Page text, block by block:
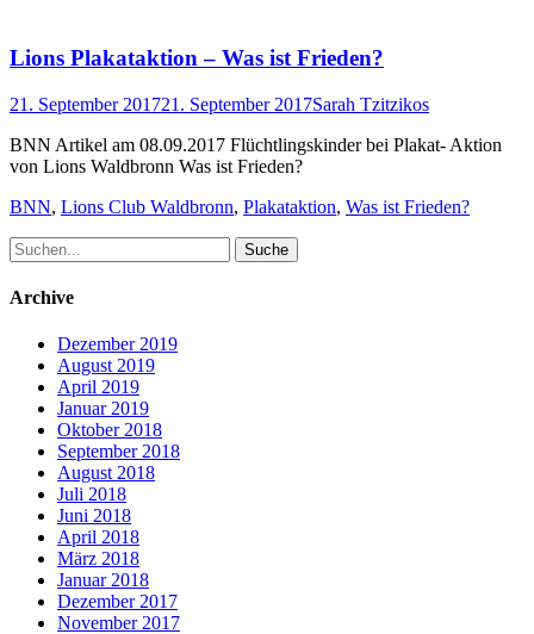
Lions Plakataktion – Was ist Frieden?
Posted
21. September 201721. September 2017Author
Sarah Tzitzikos
BNN Artikel am 08.09.2017 Flüchtlingskinder bei Plakat- Aktion
von Lions Waldbronn Was ist Frieden?
Schlagworte
BNN, Lions Club Waldbronn, Plakataktion, Was ist Frieden?
Suche
nach:
Archive
Dezember 2019
August 2019
April 2019
Januar 2019
Oktober 2018
September 2018
August 2018
Juli 2018
Juni 2018
April 2018
März 2018
Januar 2018
Dezember 2017
November 2017